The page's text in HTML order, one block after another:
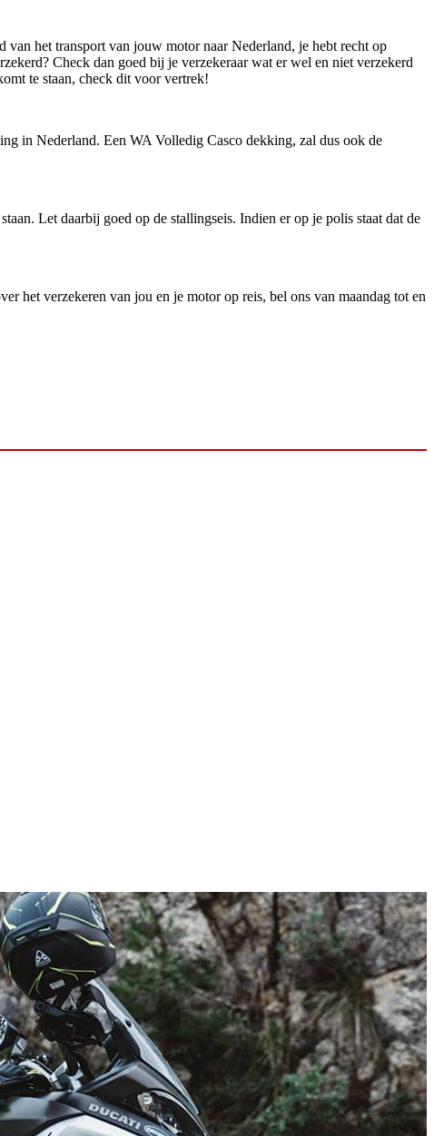
het transport van jouw motor naar Nederland, je hebt recht op
Check dan goed bij je verzekeraar wat er wel en niet verzekerd
te staan, check dit voor vertrek!
in Nederland. Een WA Volledig Casco dekking, zal dus ook de
Let daarbij goed op de stallingseis. Indien er op je polis staat dat de
het verzekeren van jou en je motor op reis, bel ons van maandag tot en